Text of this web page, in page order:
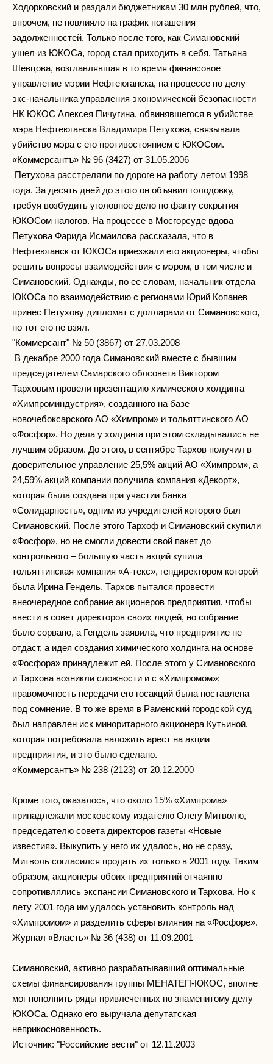
Ходорковский и раздали бюджетникам 30 млн рублей, что,
впрочем, не повлияло на график погашения
задолженностей. Только после того, как Симановский
ушел из ЮКОСа, город стал приходить в себя. Татьяна
Шевцова, возглавлявшая в то время финансовое
управление мэрии Нефтеюганска, на процессе по делу
экс-начальника управления экономической безопасности
НК ЮКОС Алексея Пичугина, обвинявшегося в убийстве
мэра Нефтеюганска Владимира Петухова, связывала
убийство мэра с его противостоянием с ЮКОСом.
«Коммерсантъ» № 96 (3427) от 31.05.2006
Петухова расстреляли по дороге на работу летом 1998
года. За десять дней до этого он объявил голодовку,
требуя возбудить уголовное дело по факту сокрытия
ЮКОСом налогов. На процессе в Мосгорсуде вдова
Петухова Фарида Исмаилова рассказала, что в
Нефтеюганск от ЮКОСа приезжали его акционеры, чтобы
решить вопросы взаимодействия с мэром, в том числе и
Симановский. Однажды, по ее словам, начальник отдела
ЮКОСа по взаимодействию с регионами Юрий Копанев
принес Петухову дипломат с долларами от Симановского,
но тот его не взял.
"Коммерсант" № 50 (3867) от 27.03.2008
В декабре 2000 года Симановский вместе с бывшим
председателем Самарского облсовета Виктором
Тарховым провели презентацию химического холдинга
«Химпроминдустрия», созданного на базе
новочебоксарского АО «Химпром» и тольяттинского АО
«Фосфор». Но дела у холдинга при этом складывались не
лучшим образом. До этого, в сентябре Тархов получил в
доверительное управление 25,5% акций АО «Химпром», а
24,59% акций компании получила компания «Декорт»,
которая была создана при участии банка
«Солидарность», одним из учредителей которого был
Симановский. После этого Тархоф и Симановский скупили
«Фосфор», но не смогли довести свой пакет до
контрольного – большую часть акций купила
тольяттинская компания «А-текс», гендиректором которой
была Ирина Гендель. Тархов пытался провести
внеочередное собрание акционеров предприятия, чтобы
ввести в совет директоров своих людей, но собрание
было сорвано, а Гендель заявила, что предприятие не
отдаст, а идея создания химического холдинга на основе
«Фосфора» принадлежит ей. После этого у Симановского
и Тархова возникли сложности и с «Химпромом»:
правомочность передачи его госакций была поставлена
под сомнение. В то же время в Раменский городской суд
был направлен иск миноритарного акционера Кутьиной,
которая потребовала наложить арест на акции
предприятия, и это было сделано.
«Коммерсантъ» № 238 (2123) от 20.12.2000
Кроме того, оказалось, что около 15% «Химпрома»
принадлежали московскому издателю Олегу Митволю,
председателю совета директоров газеты «Новые
известия». Выкупить у него их удалось, но не сразу,
Митволь согласился продать их только в 2001 году. Таким
образом, акционеры обоих предприятий отчаянно
сопротивлялись экспансии Симановского и Тархова. Но к
лету 2001 года им удалось установить контроль над
«Химпромом» и разделить сферы влияния на «Фосфоре».
Журнал «Власть» № 36 (438) от 11.09.2001
Симановский, активно разрабатывавший оптимальные
схемы финансирования группы МЕНАТЕП-ЮКОС, вполне
мог пополнить ряды привлеченных по знаменитому делу
ЮКОСа. Однако его выручала депутатская
неприкосновенность.
Источник: "Российские вести" от 12.11.2003